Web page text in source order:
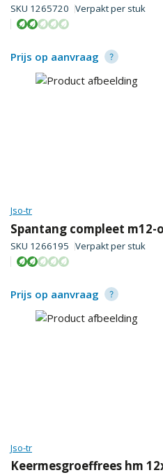
SKU 1265720 Verpakt per stuk
Prijs op aanvraag
Jso-tr
Spantang compleet m12-
SKU 1266195 Verpakt per stuk
Prijs op aanvraag
Jso-tr
Keermesgroeffrees hm